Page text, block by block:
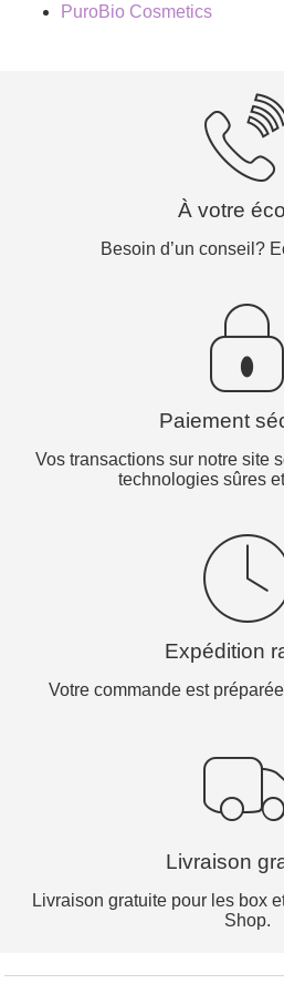
PuroBio Cosmetics
À votre
Besoin d’un conseil?
Paiement
Vos transactions sur notre site
technologies sûres
Expédition
Votre commande est
Livraison
Livraison gratuite pour les box
Shop.